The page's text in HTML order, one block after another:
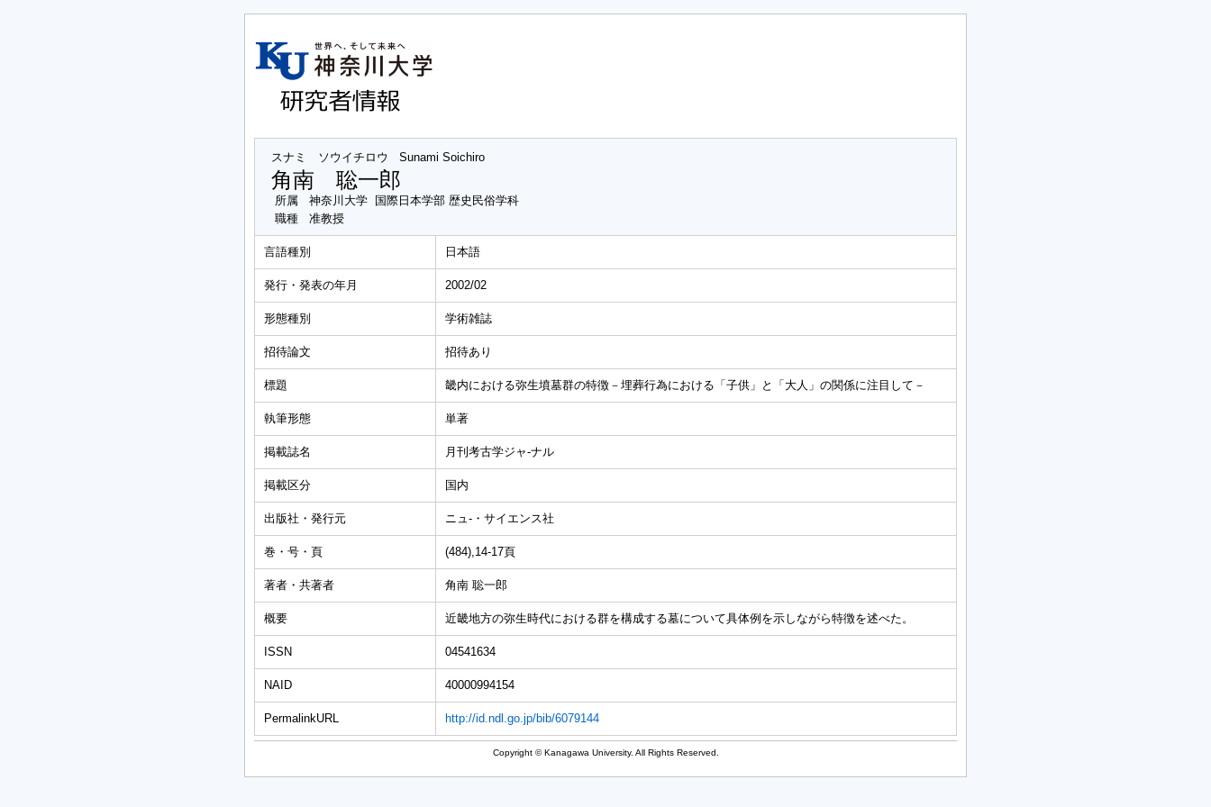
スナミ ソウイチロウ Sunami Soichiro
角南 聡一郎
所属
神奈川大学 国際日本学部 歴史民俗学科
職種
准教授
言語種別 日本語
発行・発表の年月 2002/02
形態種別 学術雑誌
招待論文 招待あり
標題 畿内における弥生墳墓群の特徴－埋葬行為における「子供」と「大人」の関係に注目して－
執筆形態 単著
掲載誌名 月刊考古学ジャ-ナル
掲載区分 国内
出版社・発行元 ニュ-・サイエンス社
巻・号・頁 (484),14-17頁
著者・共著者 角南 聡一郎
概要 近畿地方の弥生時代における群を構成する墓について具体例を示しながら特徴を述べた。
ISSN 04541634
NAID 40000994154
PermalinkURL http://id.ndl.go.jp/bib/6079144
Copyright © Kanagawa University. All Rights Reserved.